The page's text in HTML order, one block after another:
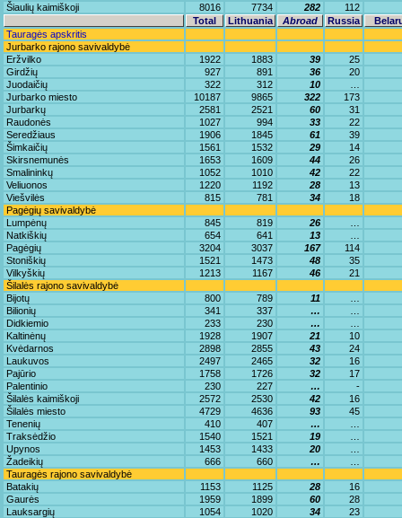
Šiaulių kaimiškoji
8016 7734 282
112
Total
Lithuania Abroad Russia
Tauragės apskritis
Jurbarko rajono savivaldybė
Eržvilko
1922 1883 39
25
Girdžių
927 891 36
20
Juodaičių
322 312 10
Jurbarko miesto
10187 9865 322
173
Jurbarkų
2581 2521 60
31
Raudonės
1027 994 33
22
Seredžiaus
1906 1845 61
39
Šimkaičių
1561 1532 29
14
Skirsnemunės
1653 1609 44
26
Smalininkų
1052 1010 42
22
Veliuonos
1220 1192 28
13
Viešvilės
815 781 34
18
Pagėgių savivaldybė
Lumpėnų
845 819 26
Natkiškių
654 641 13
Pagėgių
3204 3037 167
114
Stoniškių
1521 1473 48
35
Vilkyškių
1213 1167 46
21
Šilalės rajono savivaldybė
Bijotų
800 789 11
Bilionių
341 337 …
Didkiemio
233 230 …
Kaltinėnų
1928 1907 21
10
Kvėdarnos
2898 2855 43
24
Laukuvos
2497 2465 32
16
Pajūrio
1758 1726 32
17
Palentinio
230 227 …
-
Šilalės kaimiškoji
2572 2530 42
16
Šilalės miesto
4729 4636 93
45
Tenenių
410 407 …
Traksėdžio
1540 1521 19
Upynos
1453 1433 20
Žadeikių
666 660 …
Tauragės rajono savivaldybė
Batakių
1153 1125 28
16
Gaurės
1959 1899 60
28
Lauksargių
1054 1020 34
23